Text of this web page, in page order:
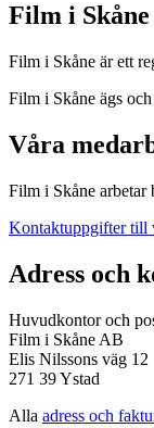
Film i Skåne
Film i Skåne är ett
Film i Skåne ägs
Våra
Film i Skåne arbetar
Kontaktuppgifter till
Adress och
Huvudkontor och
Film i Skåne AB
Elis Nilssons väg 12
271 39 Ystad
Alla adress och